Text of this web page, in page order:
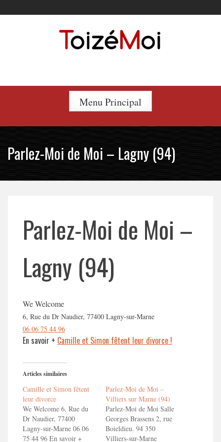
to
Menu Principal
Parlez-Moi de Moi – Lagny (94)
Parlez-Moi de Moi –
Lagny (94)
We Welcome
6, Rue du Dr Naudier, 77400 Lagny-sur-Marne
06 06 75 44 96
En savoir + Camille et Simon fêtent leur divorce !
Articles similaires
Camille et Simon fêtent
leur divorce
We Welcome 6, Rue du
Dr Naudier, 77400
Lagny-sur-Marne 06 06
75 44 96 En savoir +
Parlez-Moi de Moi –
Villiers sur Marne (94)
Parlez-Moi de Moi Salle
Georges Brassens 2, rue
Boieldieu. 94 350
Villiers-sur-Marne